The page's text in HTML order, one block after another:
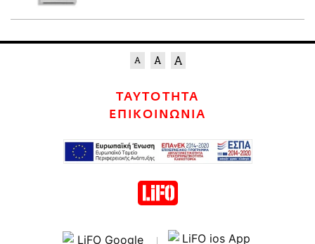
ΤΑΥΤΟΤΗΤΑ
ΕΠΙΚΟΙΝΩΝΙΑ